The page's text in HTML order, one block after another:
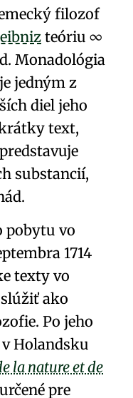
filozof
teóriu∞
. Monadológia
jedným z
diel jeho
krátky text,
substancií,
.
pobytu vo
1714
texty vo
ako
. Po jeho
Holandsku
la nature et de
pre